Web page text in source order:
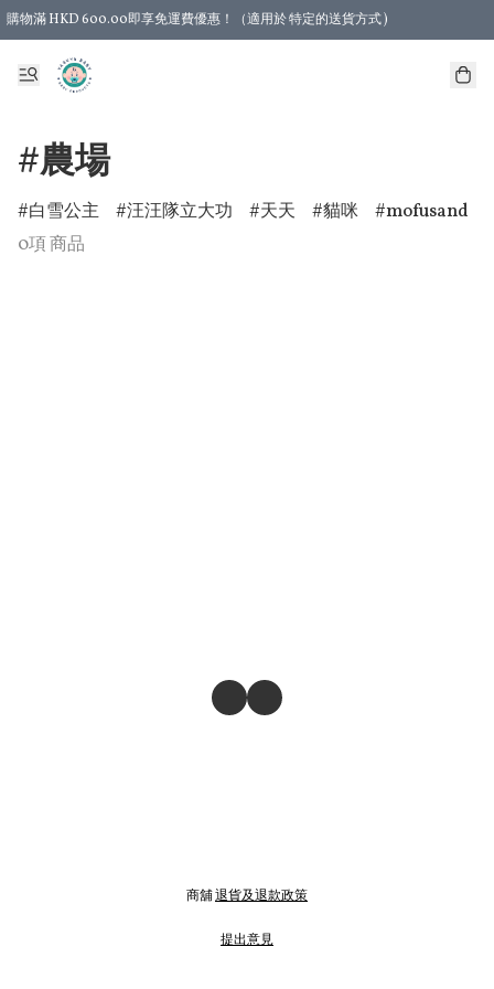
購物滿 HKD 600.00即享免運費優惠！（適用於 特定的送貨方式 )
#農場
白雪公主 汪汪隊立大功 天天 貓咪
mofusand
0項 商品
商舖退貨及退款政策
提出意見